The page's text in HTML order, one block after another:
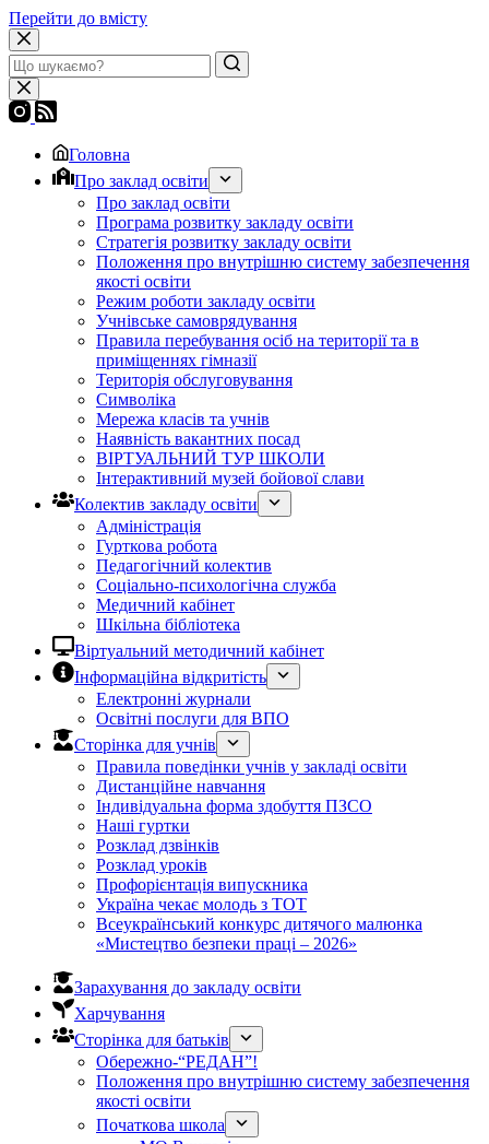
Перейти до вмісту
Головна
Про заклад освіти
Про заклад освіти
Програма розвитку закладу освіти
Стратегія розвитку закладу освіти
Положення про внутрішню систему забезпечення
якості освіти
Режим роботи закладу освіти
Учнівське самоврядування
Правила перебування осіб на території та в
приміщеннях гімназії
Територія обслуговування
Символіка
Мережа класів та учнів
Наявність вакантних посад
ВІРТУАЛЬНИЙ ТУР ШКОЛИ
Інтерактивний музей бойової слави
Колектив закладу освіти
Адміністрація
Гурткова робота
Педагогічний колектив
Соціально-психологічна служба
Медичний кабінет
Шкільна бібліотека
Віртуальний методичний кабінет
Інформаційна відкритість
Електронні журнали
Освітні послуги для ВПО
Сторінка для учнів
Правила поведінки учнів у закладі освіти
Дистанційне навчання
Індивідуальна форма здобуття ПЗСО
Наші гуртки
Розклад дзвінків
Розклад уроків
Профорієнтація випускника
Україна чекає молодь з ТОТ
Всеукраїнський конкурс дитячого малюнка
«Мистецтво безпеки праці – 2026»
Зарахування до закладу освіти
Харчування
Сторінка для батьків
Обережно-“РЕДАН”!
Положення про внутрішню систему забезпечення
якості освіти
Початкова школа